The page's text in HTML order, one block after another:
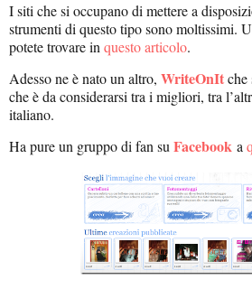
I siti che si occupano di mettere a
strumenti di questo tipo sono moltissimi.
potete trovare inquesto articolo.
Adesso ne è nato un altro, WriteOnItche
che è da considerarsi tra i migliori, tra
italiano.
Ha pure un gruppo di fan su Facebook a